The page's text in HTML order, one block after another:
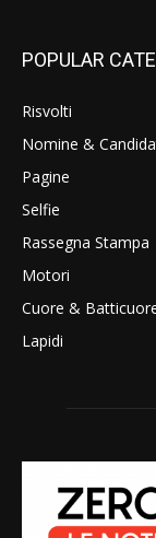
POPULAR
Risvolti
Nomine &
Pagine
Selfie
Rassegna Stampa
Motori
Cuore &
Lapidi